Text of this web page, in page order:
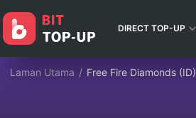
DIRECT TOP-UP
Laman Utama / Free Fire Diamonds (ID)